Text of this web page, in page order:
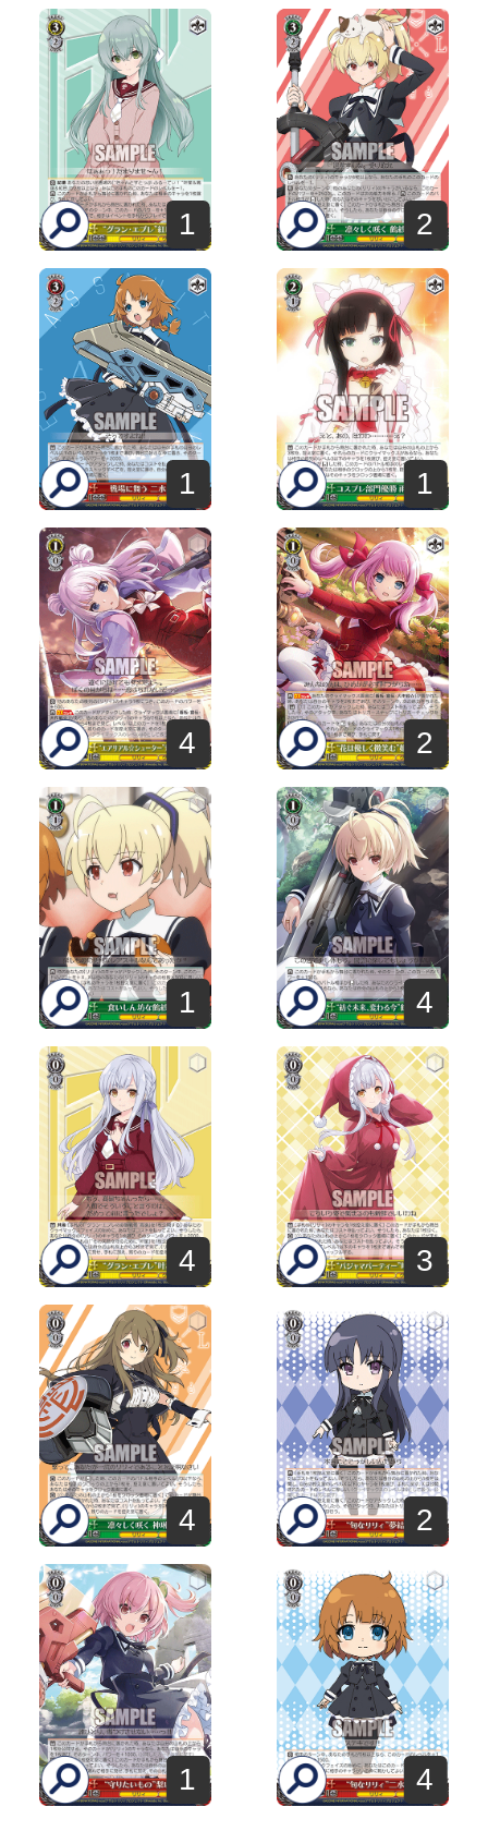
1 2
1 1
4 2
1 4
4 3
4 2
1 4